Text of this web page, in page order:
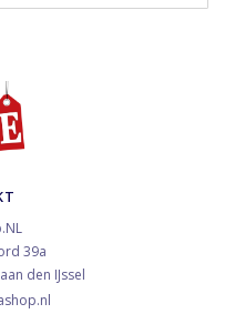
39a
den IJssel